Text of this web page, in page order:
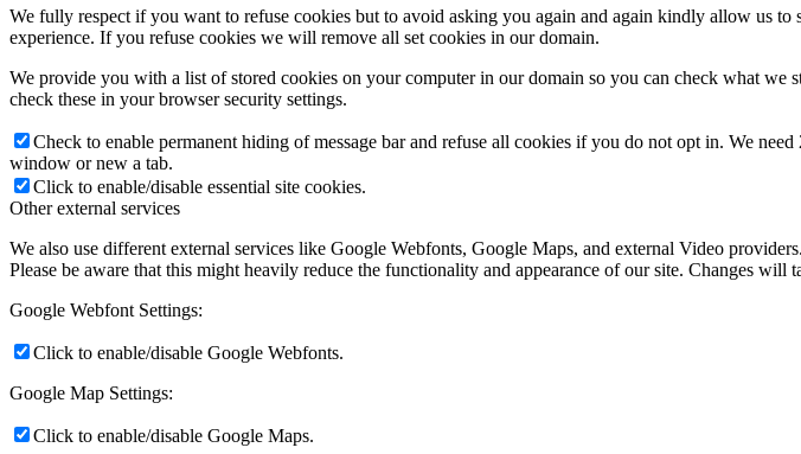
We fully respect if you want to refuse cookies but to avoid asking you again and again kindly allow us
experience. If you refuse cookies we will remove all set cookies in our domain.
We provide you with a list of stored cookies on your computer in our domain so you can check what
check these in your browser security settings.
Check to enable permanent hiding of message bar and refuse all cookies if you do not opt in. We
window or new a tab.
Click to enable/disable essential site cookies.
Other external services
We also use different external services like Google Webfonts, Google Maps, and external Video
Please be aware that this might heavily reduce the functionality and appearance of our site. Changes will
Google Webfont Settings:
Click to enable/disable Google Webfonts.
Google Map Settings:
Click to enable/disable Google Maps.